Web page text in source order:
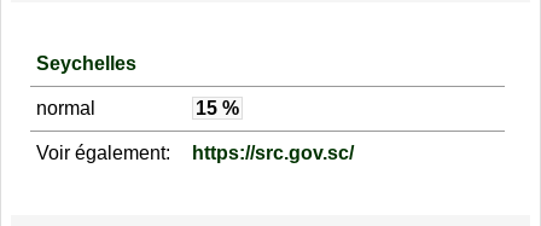
Seychelles
normal 15 %
Voir également: https://src.gov.sc/